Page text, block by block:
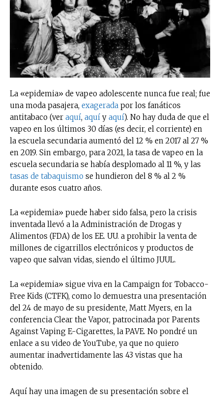
La «epidemia» de vapeo adolescente nunca fue real; fue
una moda pasajera, exagerada por los fanáticos
antitabaco (ver aquí, aquí y aquí). No hay duda de que el
vapeo en los últimos 30 días (es decir, el corriente) en
la escuela secundaria aumentó del 12 % en 2017 al 27 %
en 2019. Sin embargo, para 2021, la tasa de vapeo en la
escuela secundaria se había desplomado al 11 %, y las
tasas de tabaquismo se hundieron del 8 % al 2 %
durante esos cuatro años.
La «epidemia» puede haber sido falsa, pero la crisis
inventada llevó a la Administración de Drogas y
Alimentos (FDA) de los EE. UU. a prohibir la venta de
millones de cigarrillos electrónicos y productos de
vapeo que salvan vidas, siendo el último JUUL.
La «epidemia» sigue viva en la Campaign for Tobacco-
Free Kids (CTFK), como lo demuestra una presentación
del 24 de mayo de su presidente, Matt Myers, en la
conferencia Clear the Vapor, patrocinada por Parents
Against Vaping E-Cigarettes, la PAVE. No pondré un
enlace a su video de YouTube, ya que no quiero
aumentar inadvertidamente las 43 vistas que ha
obtenido.
Aquí hay una imagen de su presentación sobre el